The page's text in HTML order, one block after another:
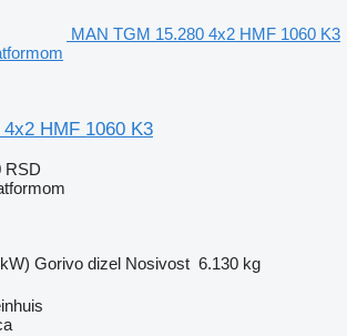
MAN TGM 15.280 4x2 HMF 1060 K3
HMF 1060 K3
RSD
Gorivo dizel Nosivost 6.130 kg